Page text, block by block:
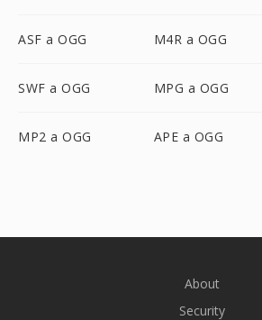
ASF a OGG M4R a OGG
SWF a OGG MPG a OGG
MP2 a OGG APE a OGG
About
Security